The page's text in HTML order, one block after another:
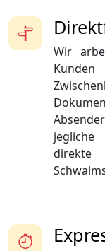
Wir
direkte